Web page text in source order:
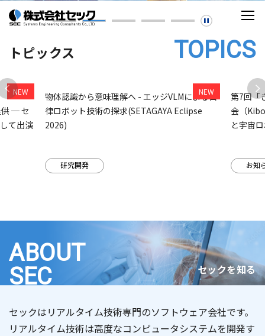
トピックス TOPICS
供 ─ セ
て出演
研究開発
物体認識から意味理解へ - エッジVLMによる自
律ロボット技術の探求(SETAGAYA Eclipse
2026)
お知
第7回「
会（
と宇宙
セックを知る
ABOUT
SEC
セックはリアルタイム技術専門のソフトウェア会社です。
リアルタイム技術は高度なコンピュータシステムを開発す